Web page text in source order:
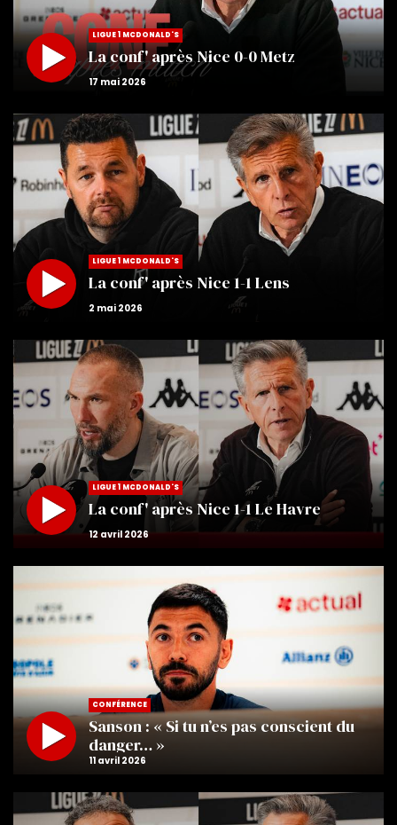
LIGUE 1 MCDONALD'S
La conf' après Nice 0-0 Metz
LIGUE 1 MCDONALD'S
La conf' après Nice 1-1 Lens
LIGUE 1 MCDONALD'S
La conf' après Nice 1-1 Le Havre
CONFÉRENCE
Sanson : « Si tu n’es pas conscient du
danger… »